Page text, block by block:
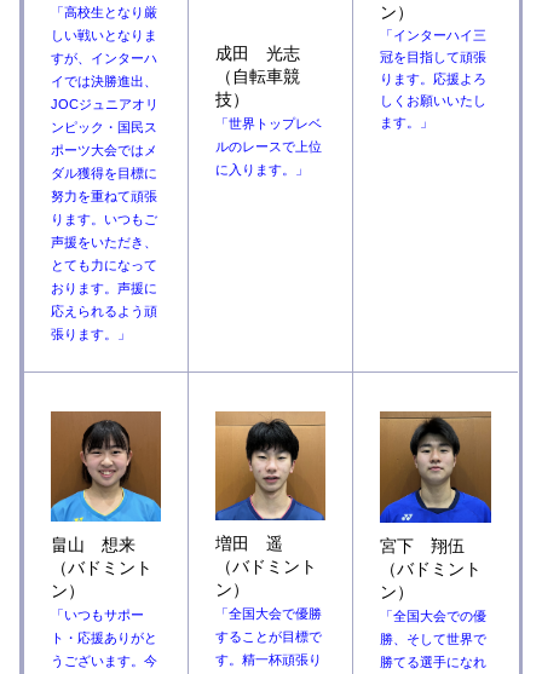
「高校生となり厳
しい戦いとなりま
すが、インターハ
イでは決勝進出、
JOCジュニアオリ
ンピック・国民ス
ポーツ大会ではメ
ダル獲得を目標に
努力を重ねて頑張
ります。いつもご
声援をいただき、
とても力になって
おります。声援に
応えられるよう頑
張ります。」
成田 光志
（自転車競
技）
「世界トップレベ
ルのレースで上位
に入ります。」
ン）
「インターハイ三
冠を目指して頑張
ります。応援よろ
しくお願いいたし
ます。」
畠山 想来
（バドミント
ン）
「いつもサポー
ト・応援ありがと
うございます。今
増田 遥
（バドミント
ン）
「全国大会で優勝
することが目標で
す。精一杯頑張り
宮下 翔伍
（バドミント
ン）
「全国大会での優
勝、そして世界で
勝てる選手になれ